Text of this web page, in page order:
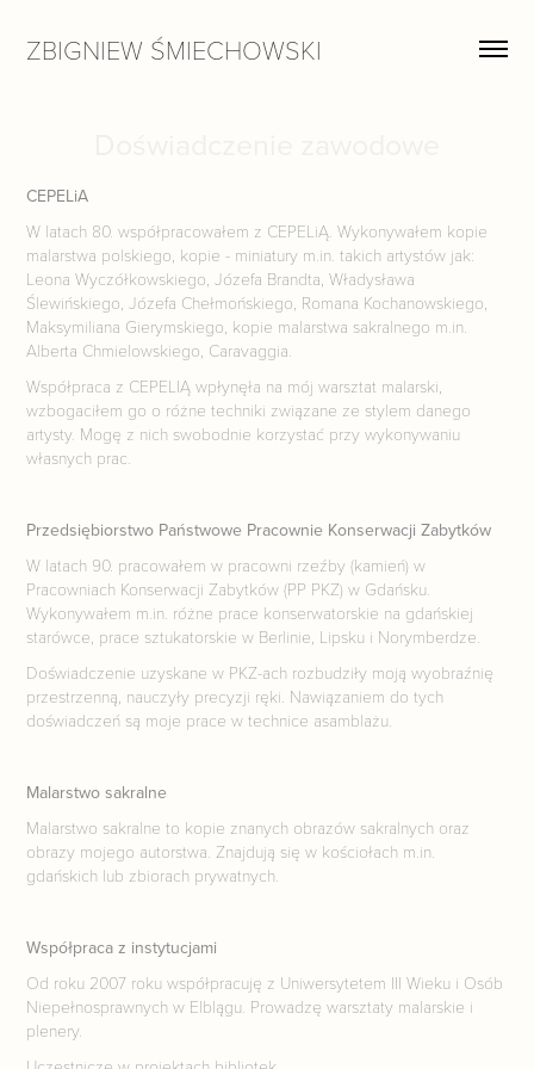
ZBIGNIEW ŚMIECHOWSKI
CEPELiA
W latach 80. współpracowałem z CEPELiĄ. Wykonywałem kopie
malarstwa polskiego, kopie - miniatury m.in. takich artystów jak:
Leona Wyczółkowskiego, Józefa Brandta, Władysława
Ślewińskiego, Józefa Chełmońskiego, Romana Kochanowskiego,
Maksymiliana Gierymskiego, kopie malarstwa sakralnego m.in.
Alberta Chmielowskiego, Caravaggia.
Współpraca z CEPELIĄ wpłynęła na mój warsztat malarski,
wzbogaciłem go o różne techniki związane ze stylem danego
artysty. Mogę z nich swobodnie korzystać przy wykonywaniu
własnych prac.
Przedsiębiorstwo Państwowe Pracownie Konserwacji Zabytków
W latach 90. pracowałem w pracowni rzeźby (kamień) w
Pracowniach Konserwacji Zabytków (PP PKZ) w Gdańsku.
Wykonywałem m.in. różne prace konserwatorskie na gdańskiej
starówce, prace sztukatorskie w Berlinie, Lipsku i Norymberdze.
Doświadczenie uzyskane w PKZ-ach rozbudziły moją wyobraźnię
przestrzenną, nauczyły precyzji ręki. Nawiązaniem do tych
doświadczeń są moje prace w technice asamblażu.
Malarstwo sakralne
Malarstwo sakralne to kopie znanych obrazów sakralnych oraz
obrazy mojego autorstwa. Znajdują się w kościołach m.in.
gdańskich lub zbiorach prywatnych.
Współpraca z instytucjami
Od roku 2007 roku współpracuję z Uniwersytetem III Wieku i Osób
Niepełnosprawnych w Elblągu. Prowadzę warsztaty malarskie i
plenery.